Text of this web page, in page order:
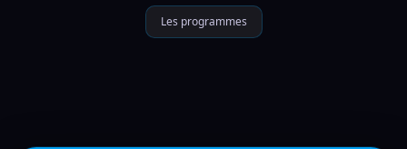
Les programmes